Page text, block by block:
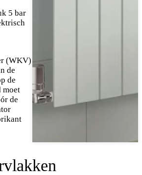
5 bar
(WKV)
de
de
moet
de